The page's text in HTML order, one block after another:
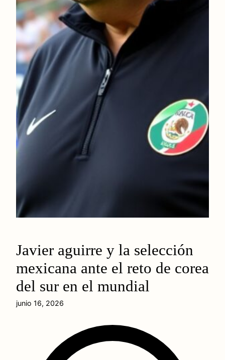
Javier aguirre y la selección
mexicana ante el reto de corea
del sur en el mundial
junio 16, 2026